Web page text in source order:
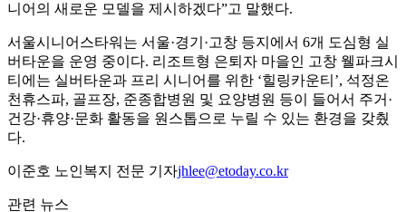
니어의 새로운 모델을 제시하겠다”고 말했다.
서울시니어스타워는 서울·경기·고창 등지에서 6개 도심형 실
버타운을 운영 중이다. 리조트형 은퇴자 마을인 고창 웰파크시
티에는 실버타운과 프리 시니어를 위한 ‘힐링카운티’, 석정온
천휴스파, 골프장, 준종합병원 및 요양병원 등이 들어서 주거·
건강·휴양·문화 활동을 원스톱으로 누릴 수 있는 환경을 갖췄
다.
이준호 노인복지 전문 기자jhlee@etoday.co.kr
관련 뉴스